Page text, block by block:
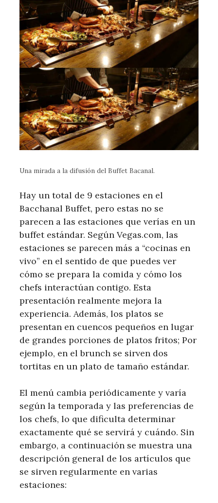
Una mirada a la difusión del Buffet Bacanal.
Hay un total de 9 estaciones en el
Bacchanal Buffet, pero estas no se
parecen a las estaciones que verías en un
buffet estándar. Según Vegas.com, las
estaciones se parecen más a “cocinas en
vivo” en el sentido de que puedes ver
cómo se prepara la comida y cómo los
chefs interactúan contigo. Esta
presentación realmente mejora la
experiencia. Además, los platos se
presentan en cuencos pequeños en lugar
de grandes porciones de platos fritos; Por
ejemplo, en el brunch se sirven dos
tortitas en un plato de tamaño estándar.
El menú cambia periódicamente y varía
según la temporada y las preferencias de
los chefs, lo que dificulta determinar
exactamente qué se servirá y cuándo. Sin
embargo, a continuación se muestra una
descripción general de los artículos que
se sirven regularmente en varias
estaciones: